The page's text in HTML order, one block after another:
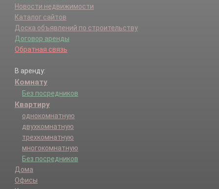
Новости недвижимости
Каталог сайтов
Доска объявлений по строительству
Договор аренды
Обратная связь
В аренду:
Комнату
Без посредников
Квартиру
однокомнатную
двухкомнатную
трехкомнатную
многокомнатную
Без посредников
Дома
Офисы